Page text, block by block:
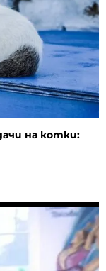
на котки: